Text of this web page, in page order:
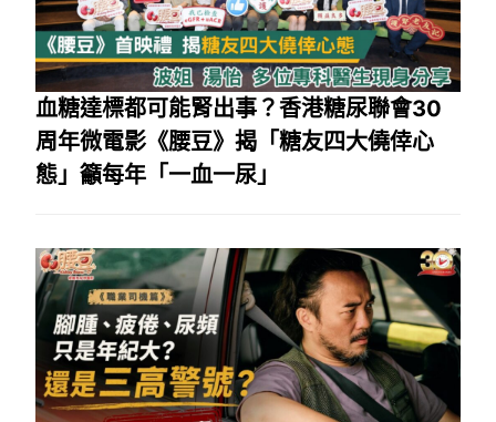
血糖達標都可能腎出事？香港糖尿聯會30
周年微電影《腰豆》揭「糖友四大僥倖心
態」籲每年「一血一尿」